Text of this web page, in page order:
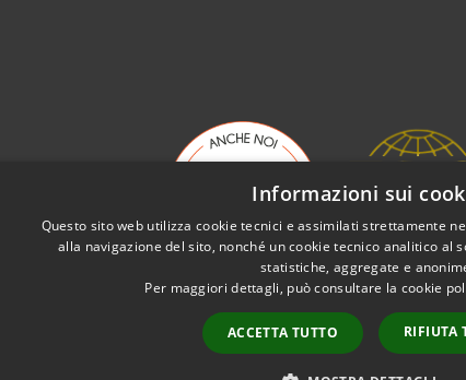
Informazioni sui
Questo sito web utilizza cookie tecnici e assimilati strettamente
alla navigazione del sito, nonché un cookie tecnico analitico al
statistiche, aggregate e
Per maggiori dettagli, può consultare la cookie
ACCETTA TUTTO RIFIUTA